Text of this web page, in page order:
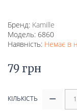
Бренд: Kamille
Модель: 6860
Наявність: Немає в
79 грн
КІЛЬКІСТЬ